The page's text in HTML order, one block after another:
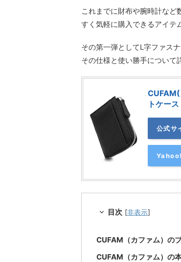
これまでに財布や腕時計な
すく気軽に購入できるアイテ
その第一弾としてL字ファス
その仕様と使い勝手について
CUFAM(
トケー
公式サ
目次 [非表示]
CUFAM（カファム）の
CUFAM（カファム）の